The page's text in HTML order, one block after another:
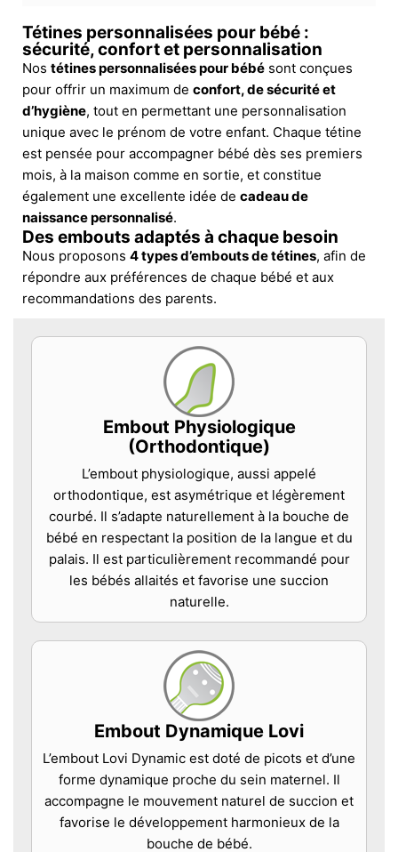
Tétines personnalisées pour bébé :
sécurité, confort et personnalisation
Nos tétines personnalisées pour bébé sont conçues
pour offrir un maximum de confort, de sécurité et
d’hygiène, tout en permettant une personnalisation
unique avec le prénom de votre enfant. Chaque tétine
est pensée pour accompagner bébé dès ses premiers
mois, à la maison comme en sortie, et constitue
également une excellente idée de cadeau de
naissance personnalisé.
Des embouts adaptés à chaque besoin
Nous proposons 4 types d’embouts de tétines, afin de
répondre aux préférences de chaque bébé et aux
recommandations des parents.
Embout Physiologique
(Orthodontique)
L’embout physiologique, aussi appelé
orthodontique, est asymétrique et légèrement
courbé. Il s’adapte naturellement à la bouche de
bébé en respectant la position de la langue et du
palais. Il est particulièrement recommandé pour
les bébés allaités et favorise une succion
naturelle.
Embout Dynamique Lovi
L’embout Lovi Dynamic est doté de picots et d’une
forme dynamique proche du sein maternel. Il
accompagne le mouvement naturel de succion et
favorise le développement harmonieux de la
bouche de bébé.